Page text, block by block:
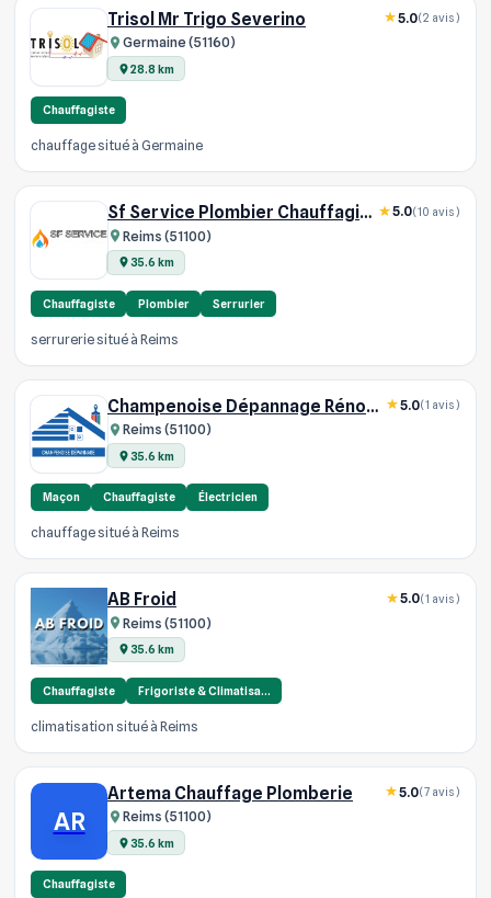
Trisol Mr Trigo Severino
Germaine (51160)
28.8 km
5.0(2 avis)
Chauffagiste
chauffage situé à Germaine
Sf Service Plombier Chauffagiste
Reims (51100)
35.6 km
5.0(10 avis)
Chauffagiste Plombier Serrurier
serrurerie situé à Reims
Champenoise Dépannage Rénovation
Reims (51100)
35.6 km
5.0(1 avis)
Maçon Chauffagiste Électricien
chauffage situé à Reims
AB Froid
Reims (51100)
35.6 km
5.0(1 avis)
Chauffagiste Frigoriste & Climatisa…
climatisation situé à Reims
AR
Artema Chauffage Plomberie
Reims (51100)
35.6 km
5.0(7 avis)
Chauffagiste